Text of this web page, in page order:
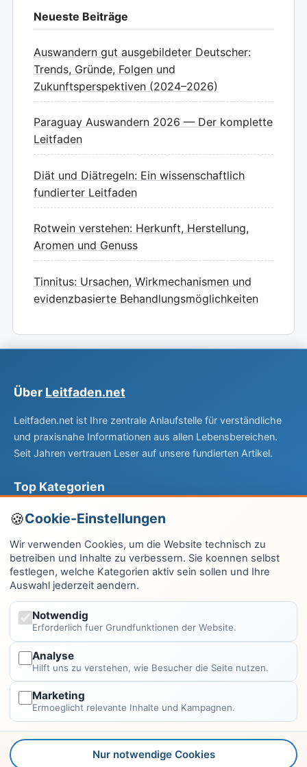
Neueste Beiträge
Auswandern gut ausgebildeter Deutscher:
Trends, Gründe, Folgen und
Zukunftsperspektiven (2024–2026)
Paraguay Auswandern 2026 — Der komplette
Leitfaden
Diät und Diätregeln: Ein wissenschaftlich
fundierter Leitfaden
Rotwein verstehen: Herkunft, Herstellung,
Aromen und Genuss
Tinnitus: Ursachen, Wirkmechanismen und
evidenzbasierte Behandlungsmöglichkeiten
Über Leitfaden.net
Leitfaden.net ist Ihre zentrale Anlaufstelle für verständliche
und praxisnahe Informationen aus allen Lebensbereichen.
Seit Jahren vertrauen Leser auf unsere fundierten Artikel.
Top Kategorien
Computer & EDV
Haus & Garten
Fitness & Gesundheit
Wissen & Lernen
Finanzen
Rechtliches
Impressum
Cookie-Einstellungen
Wir verwenden Cookies, um die Website technisch zu
betreiben und Inhalte zu verbessern. Sie koennen selbst
festlegen, welche Kategorien aktiv sein sollen und Ihre
Auswahl jederzeit aendern.
Notwendig
Erforderlich fuer Grundfunktionen der Website.
Analyse
Hilft uns zu verstehen, wie Besucher die Seite nutzen.
Marketing
Ermoeglicht relevante Inhalte und Kampagnen.
Nur notwendige Cookies